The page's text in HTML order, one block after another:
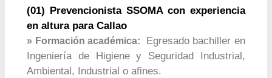
(01) Prevencionista SSOMA con experiencia
en altura para Callao
» Formación académica:
Egresado bachiller en
Ingeniería de Higiene y Seguridad Industrial,
Ambiental, Industrial o afines.